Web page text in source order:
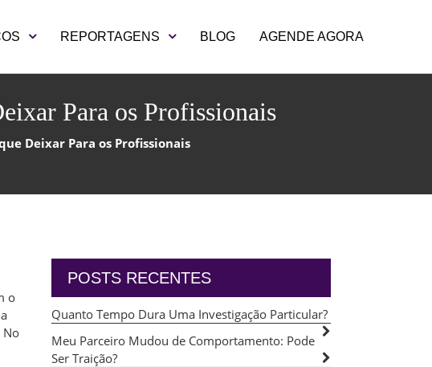
REPORTAGENS BLOG AGENDE AGORA
Para os Profissionais
Deixar Para os Profissionais
o
No
POSTS RECENTES
Quanto Tempo Dura Uma Investigação Particular?
Meu Parceiro Mudou de Comportamento: Pode
Ser Traição?